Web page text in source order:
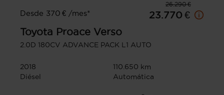
26.290 €
Desde 370 € /mes*
23.770 €
Toyota Proace Verso
2.0D 180CV ADVANCE PACK L1 AUTO
2018
110.650 km
Diésel
Automática